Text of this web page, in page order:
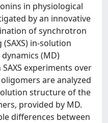
in physiological
by an innovative
of synchrotron
in-solution
(MD)
experiments over
are analyzed
structure of the
provided by MD.
differences between